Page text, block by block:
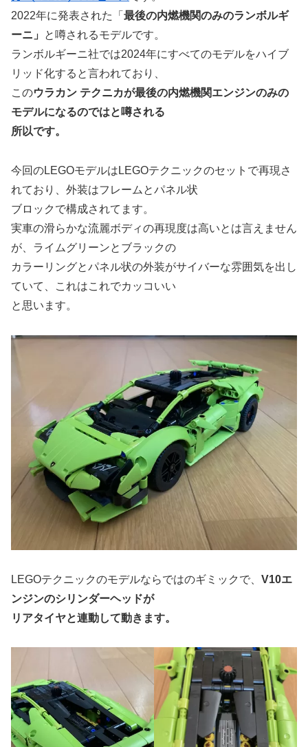
2022年に発表された「 最後の内燃機関のみのランボルギ
ーニ」
と噂されるモデルです。
ランボルギーニ社では2024年にすべてのモデルをハイブ
リッド化すると言われており、
このウラカン テクニカが最後の内燃機関エンジンのみの
モデルになるのではと噂される
所以です。
今回のLEGOモデルはLEGOテクニックのセットで再現さ
れており、外装はフレームとパネル状
ブロックで構成されてます。
実車の滑らかな流麗ボディの再現度は高いとは言えません
が、ライムグリーンとブラックの
カラーリングとパネル状の外装がサイバーな雰囲気を出し
ていて、これはこれでカッコいい
と思います。
LEGOテクニックのモデルならではのギミックで、 V10エ
ンジンのシリンダーヘッドが
リアタイヤと連動して動きます。